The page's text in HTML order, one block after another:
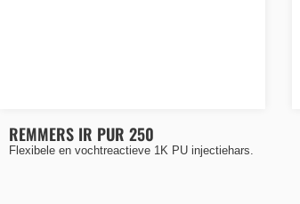
REMMERS IR PUR 250
Flexibele en vochtreactieve 1K PU injectiehars.